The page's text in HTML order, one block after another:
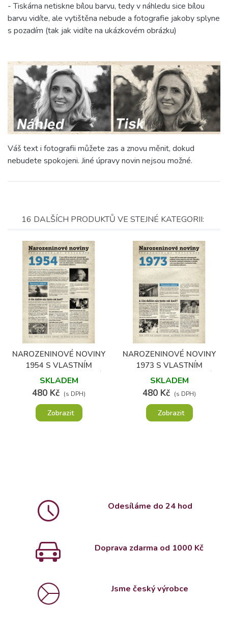
- Tiskárna netiskne bílou barvu, tedy v náhledu sice bílou
barvu vidíte, ale vytištěna nebude a fotografie jakoby splyne
s pozadím (tak jak vidíte na ukázkovém obrázku)
Váš text i fotografii můžete zas a znovu měnit, dokud
nebudete spokojeni. Jiné úpravy novin nejsou možné.
16 DALŠÍCH PRODUKTŮ VE STEJNÉ KATEGORII:
NAROZENINOVÉ NOVINY
1954 S VLASTNÍM
TEXTEM A FOTOGRAFIÍ
SKLADEM
480 Kč (s DPH)
Zobrazit
NAROZENINOVÉ NOVINY
1973 S VLASTNÍM
TEXTEM A FOTOGRAFIÍ
SKLADEM
480 Kč (s DPH)
Zobrazit
Odesíláme do 24 hod
Doprava zdarma od 1000 Kč
Jsme český výrobce